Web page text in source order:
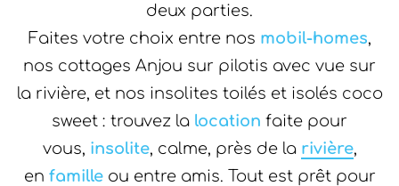
deux parties.
Faites votre choix entre nos mobil-homes,
nos cottages Anjou sur pilotis avec vue sur
la rivière, et nos insolites toilés et isolés coco
sweet : trouvez la location faite pour
vous, insolite, calme, près de la rivière,
en familleou entre amis. Tout est prêt pour